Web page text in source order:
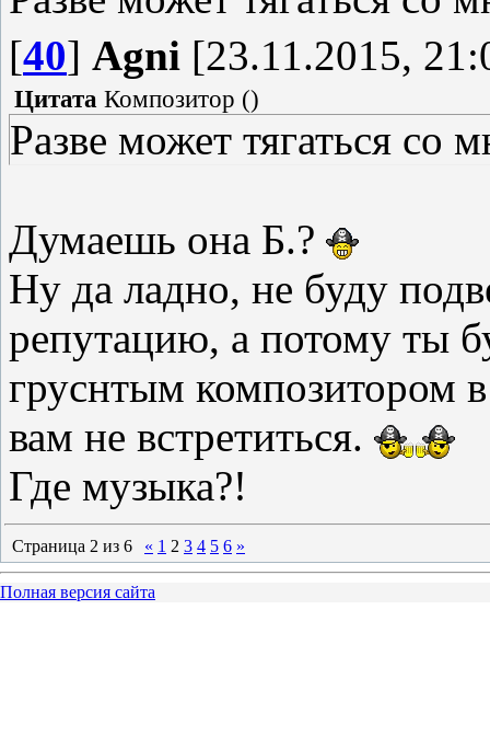
[40] Agni [23.11.2015,
Цитата Композитор ()
Разве может тягаться со
Думаешь она Б.?
Ну да ладно, не буду
репутацию, а потому ты
груснтым композитором
вам не встретиться.
Где музыка?!
Страница 2 из 6 « 1 2 3 4 5 6 »
Полная версия сайта